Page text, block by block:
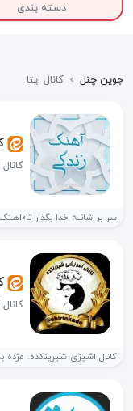
دسته بندی
جوین چنل › کانال ایتا
سر بر شانــہ خدا بگذار
کانال اشپزی شیرینکده. مژده به علاقمندان